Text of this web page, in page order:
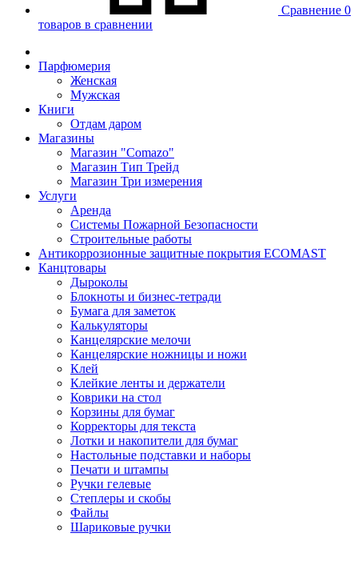
Сравнение 0
товаров в сравнении
Парфюмерия
Женская
Мужская
Книги
Отдам даром
Магазины
Магазин "Comazo"
Магазин Тип Трейд
Магазин Три измерения
Услуги
Аренда
Системы Пожарной Безопасности
Строительные работы
Антикоррозионные защитные покрытия ECOMAST
Канцтовары
Дыроколы
Блокноты и бизнес-тетради
Бумага для заметок
Калькуляторы
Канцелярские мелочи
Канцелярские ножницы и ножи
Клей
Клейкие ленты и держатели
Коврики на стол
Корзины для бумаг
Корректоры для текста
Лотки и накопители для бумаг
Настольные подставки и наборы
Печати и штампы
Ручки гелевые
Степлеры и скобы
Файлы
Шариковые ручки